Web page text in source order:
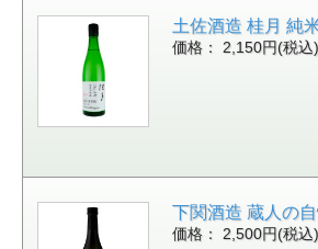
土佐酒造 桂月 純
価格： 2,150円(税込)
下関酒造 蔵人の
価格： 2,500円(税込)